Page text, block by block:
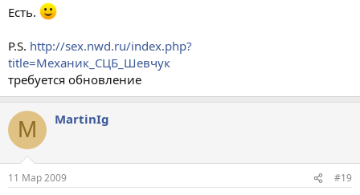
Есть.
P.S. http://sex.nwd.ru/index.php?
title=Механик_СЦБ_Шевчук
требуется обновление
M MartinIg
11 Мар 2009 #19